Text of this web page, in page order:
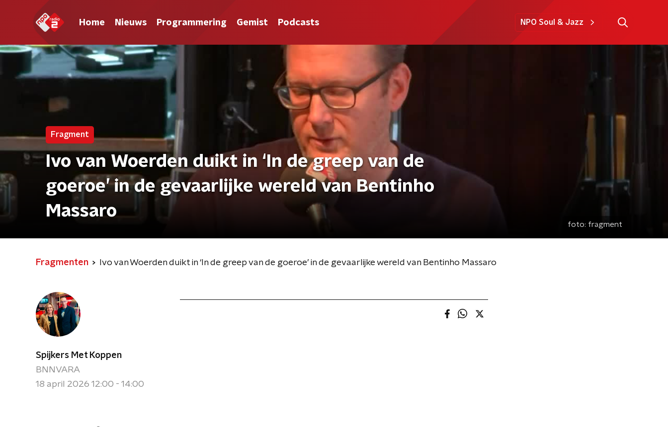
Home Nieuws Programmering Gemist Podcasts NPO Soul & Jazz
Fragment
Ivo van Woerden duikt in ‘In de greep van de
goeroe’ in de gevaarlijke wereld van Bentinho
Massaro
foto: fragment
Fragmenten Ivo van Woerden duikt in ‘In de greep van de goeroe’ in de gevaarlijke wereld van Bentinho Massaro
Spijkers Met Koppen
BNNVARA
18 april 2026 12:00 - 14:00